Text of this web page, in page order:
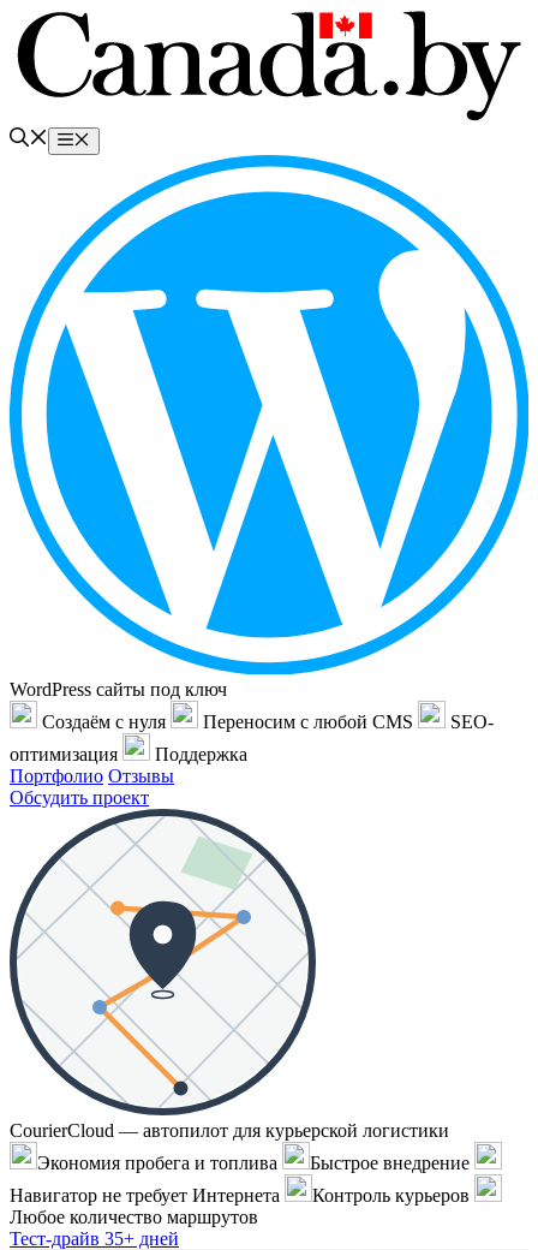
Перейти
содержимому
Меню
WordPress сайты под ключ
Создаём с нуля
Переносим с любой CMS
SEO-
оптимизация
Поддержка
Портфолио Отзывы
Обсудить проект
CourierCloud — автопилот для курьерской логистики
Экономия пробега и топлива
Быстрое внедрение
Навигатор не требует Интернета
Контроль курьеров
Любое количество маршрутов
Тест-драйв 35+ дней